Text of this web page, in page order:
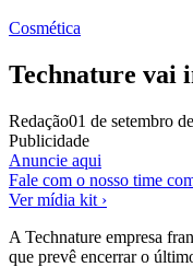
Cosmética
Technature vai
Redação01 de setembro
Publicidade
Anuncie aqui
Fale com o nosso time
Ver mídia kit ›
A Technature empresa
que prevê encerrar o